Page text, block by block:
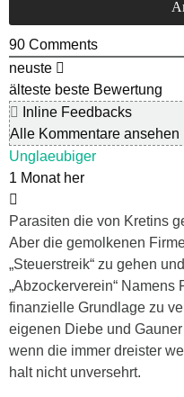
90 Comments
neuste
älteste beste Bewertung
Inline Feedbacks
Alle Kommentare ansehen
Unglaeubiger
1 Monat her
Parasiten die von Kretins
Aber die gemolkenen
„Steuerstreik“ zu gehen
„Abzockerverein“
finanzielle Grundlage zu
eigenen Diebe und
wenn die immer dreister
halt nicht unversehrt.